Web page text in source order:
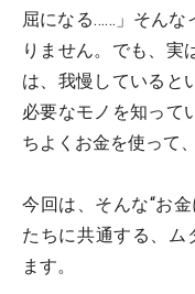
屈になる……」そんな
りません。でも、実
は、我慢していると
必要なモノを知って
ちよくお金を使って
今回は、そんな“お
たちに共通する、ム
ます。